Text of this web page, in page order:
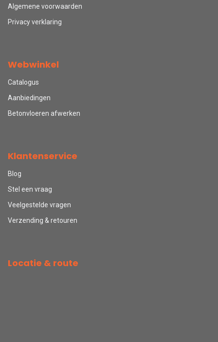
Algemene voorwaarden
Privacy verklaring
Webwinkel
Catalogus
Aanbiedingen
Betonvloeren afwerken
Klantenservice
Blog
Stel een vraag
Veelgestelde vragen
Verzending & retouren
Locatie & route